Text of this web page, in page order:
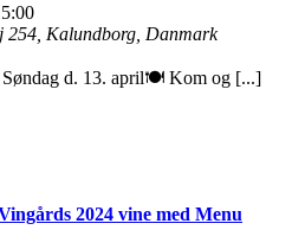
254, Kalundborg, Danmark
Søndag d. 13. april🍽️ Kom og [...]
2024 vine med Menu